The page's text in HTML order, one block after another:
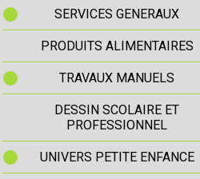
SERVICES GENERAUX
PRODUITS ALIMENTAIRES
TRAVAUX MANUELS
DESSIN SCOLAIRE ET
PROFESSIONNEL
UNIVERS PETITE ENFANCE